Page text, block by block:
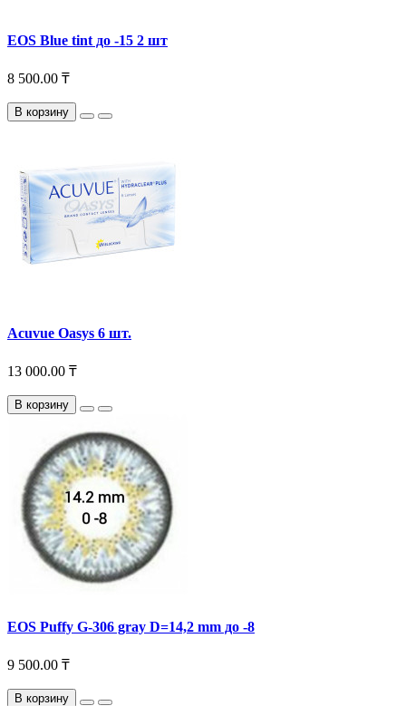
EOS Blue tint до -15 2 шт
8 500.00 ₸
В корзину
Acuvue Oasys 6 шт.
13 000.00 ₸
В корзину
EOS Puffy G-306 gray D=14,2 mm до -8
9 500.00 ₸
В корзину